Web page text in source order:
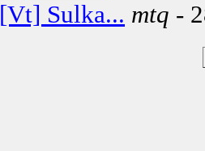
[Vt] Sulka... mtq -